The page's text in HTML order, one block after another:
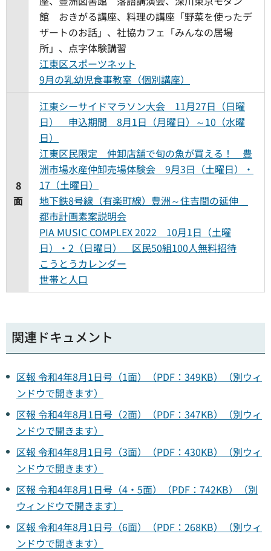
館 おきがる講座、料理の講座「野菜を使ったデ
ザートのお話」、社協カフェ「みんなの居場
所」、点字体験講習
江東区スポーツネット
9月の乳幼児食事教室（個別講座）
8
面
江東シーサイドマラソン大会 11月27日（日曜
日） 申込期間 8月1日（月曜日）～10（水曜
日）
江東区民限定 仲卸店舗で旬の魚が買える！ 豊
洲市場水産仲卸売場体験会 9月3日（土曜日）・
17（土曜日）
地下鉄8号線（有楽町線）豊洲～住吉間の延伸
都市計画素案説明会
PIA MUSIC COMPLEX 2022 10月1日（土曜
日）・2（日曜日） 区民50組100人無料招待
こうとうカレンダー
世帯と人口
関連ドキュメント
区報 令和4年8月1日号（1面）（PDF：349KB）（別ウィ
ンドウで開きます）
区報 令和4年8月1日号（2面）（PDF：347KB）（別ウィ
ンドウで開きます）
区報 令和4年8月1日号（3面）（PDF：430KB）（別ウィ
ンドウで開きます）
区報 令和4年8月1日号（4・5面）（PDF：742KB）（別
ウィンドウで開きます）
区報 令和4年8月1日号（6面）（PDF：268KB）（別ウィ
ンドウで開きます）